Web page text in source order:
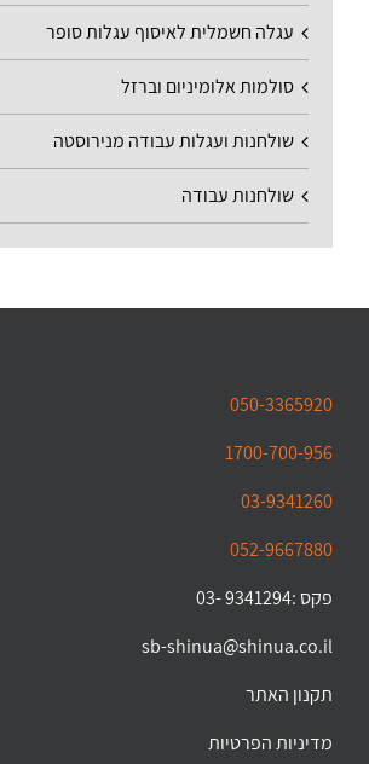
עגלה חשמלית לאיסוף עגלות סופר
סולמות אלומיניום וברזל
שולחנות ועגלות עבודה מנירוסטה
שולחנות עבודה
050-3365920
1700-700-956
03-9341260
052-9667880
פקס :9341294 -03
sb-shinua@shinua.co.il
תקנון האתר
מדיניות הפרטיות